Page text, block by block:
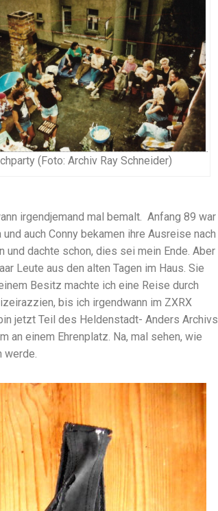
(Foto: Archiv Ray Schneider)
irgendjemand mal bemalt. Anfang 89 war
auch Conny bekamen ihre Ausreise nach
dachte schon, dies sei mein Ende. Aber
Leute aus den alten Tagen im Haus. Sie
Besitz machte ich eine Reise durch
bis ich irgendwann im ZXRX
jetzt Teil des Heldenstadt- Anders Archivs
an einem Ehrenplatz. Na, mal sehen, wie
werde.